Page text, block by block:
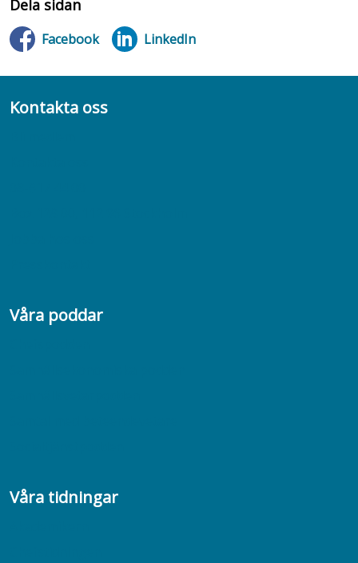
Dela sidan
Facebook LinkedIn
Kontakta oss
Våra poddar
Våra tidningar